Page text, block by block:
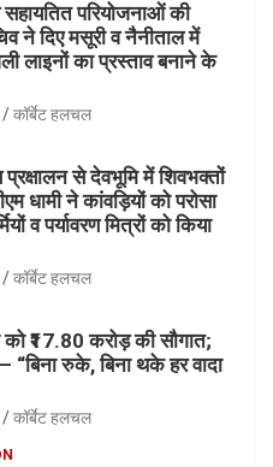
सहायतित परियोजनाओं की
ने दिए मसूरी व नैनीताल में
लाइनों का प्रस्ताव बनाने के
कॉर्बेट हलचल
प्रक्षालन से देवभूमि में शिवभक्तों
धामी ने कांवड़ियों को परोसा
व पर्यावरण मित्रों को किया
कॉर्बेट हलचल
को ₹17.80 करोड़ की सौगात;
“बिना रुके, बिना थके हर वादा
कॉर्बेट हलचल